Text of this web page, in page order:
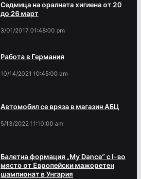
Седмица на оралната хигиена от 20
до 26 март
3/01/2017 01:48:00 pm
Работа в Германия
10/14/2021 10:45:00 am
Автомобил се вряза в магазин АБЦ
5/13/2022 11:10:00 am
Балетна формация „My Dance” с І-во
място от Европейски мажоретен
шампионат в Унгария